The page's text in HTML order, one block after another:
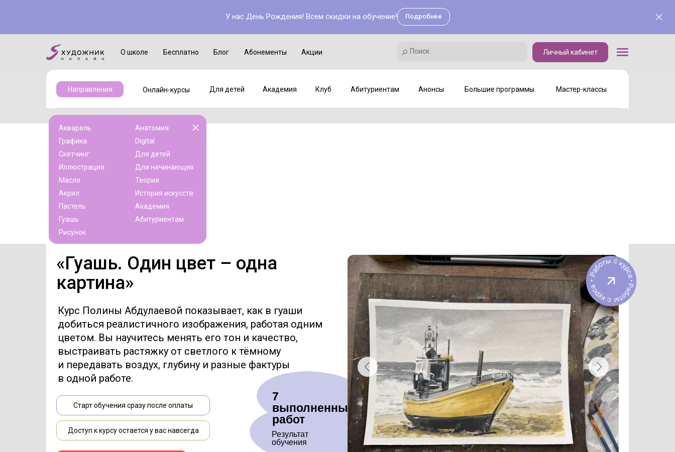
У нас День Рождения! Всем скидки на обучение! Подробнее
Блог Акции
Абонементы
О школе Бесплатно Личный кабинет
Поиск
Мастер-классы
Для детей Академия Клуб Абитуриентам Анонсы Большие программы
Онлайн-курсы
Направления
Поиск
Академия Клуб Мастер-классы
Акварель
Графика
Скетчинг
Иллюстрация
Масло
Акрил
Пастель
Гуашь
Рисунок
Анатомия
Digital
Для детей
Для начинающих
Теория
История искусств
Академия
Абитуриентам
«Гуашь. Один цвет – одна
картина»
Курс Полины Абдулаевой показывает, как в гуаши
добиться реалистичного изображения, работая одним
цветом. Вы научитесь менять его тон и качество,
выстраивать растяжку от светлого к тёмному
и передавать воздух, глубину и разные фактуры
в одной работе.
Доступ к курсу остается у вас навсегда
Результат
обучения
Старт обучения сразу после оплаты
7
выполненных
работ